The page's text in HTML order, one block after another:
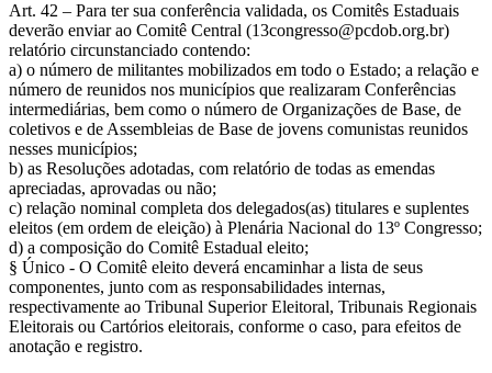
Art. 42 – Para ter sua conferência validada, os Comitês Estaduais
deverão enviar ao Comitê Central (13congresso@pcdob.org.br)
relatório circunstanciado contendo:
a) o número de militantes mobilizados em todo o Estado; a relação e
número de reunidos nos municípios que realizaram Conferências
intermediárias, bem como o número de Organizações de Base, de
coletivos e de Assembleias de Base de jovens comunistas reunidos
nesses municípios;
b) as Resoluções adotadas, com relatório de todas as emendas
apreciadas, aprovadas ou não;
c) relação nominal completa dos delegados(as) titulares e suplentes
eleitos (em ordem de eleição) à Plenária Nacional do 13º Congresso;
d) a composição do Comitê Estadual eleito;
§ Único - O Comitê eleito deverá encaminhar a lista de seus
componentes, junto com as responsabilidades internas,
respectivamente ao Tribunal Superior Eleitoral, Tribunais Regionais
Eleitorais ou Cartórios eleitorais, conforme o caso, para efeitos de
anotação e registro.